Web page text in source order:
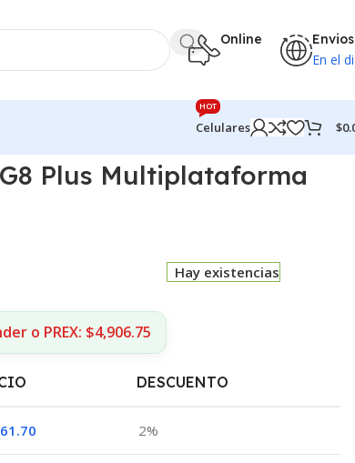
Online Envios
En el
Celulares
HOT
$
Plus Multiplataforma
o PREX: $4,906.75
Hay existencias
DESCUENTO
2%